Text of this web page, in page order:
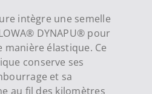
intègre une semelle
DYNAPU® pour
élastique. Ce
conserve ses
et sa
au fil des kilomètres